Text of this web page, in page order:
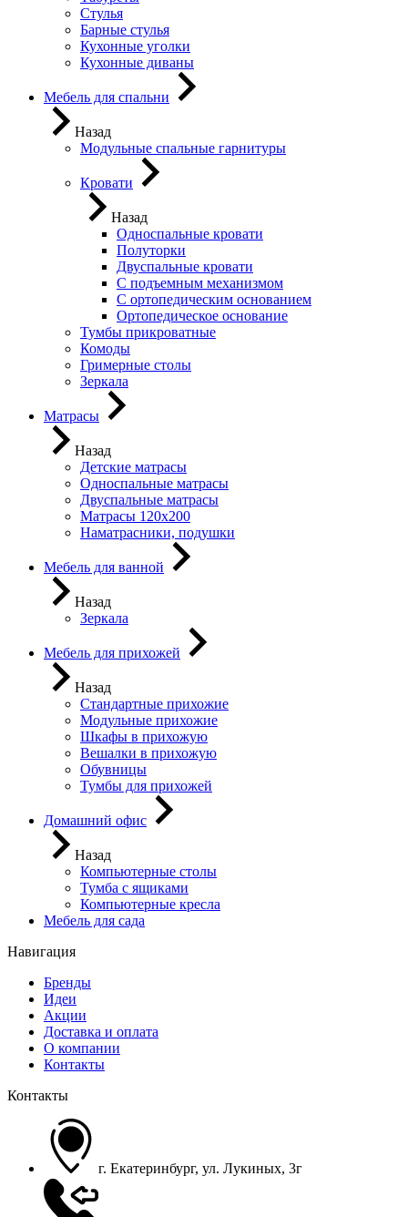
Стулья
Барные стулья
Кухонные уголки
Кухонные диваны
Мебель для спальни
Назад
Модульные спальные гарнитуры
Кровати
Назад
Односпальные кровати
Полуторки
Двуспальные кровати
С подъемным механизмом
С ортопедическим основанием
Ортопедическое основание
Тумбы прикроватные
Комоды
Гримерные столы
Зеркала
Матрасы
Назад
Детские матрасы
Односпальные матрасы
Двуспальные матрасы
Матрасы 120х200
Наматрасники, подушки
Мебель для ванной
Назад
Зеркала
Мебель для прихожей
Назад
Стандартные прихожие
Модульные прихожие
Шкафы в прихожую
Вешалки в прихожую
Обувницы
Тумбы для прихожей
Домашний офис
Назад
Компьютерные столы
Тумба с ящиками
Компьютерные кресла
Мебель для сада
Навигация
Бренды
Идеи
Акции
Доставка и оплата
О компании
Контакты
Контакты
г. Екатеринбург, ул. Лукиных, 3г